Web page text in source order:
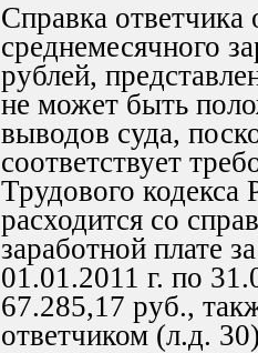
Справка ответчика
среднемесячного
рублей,
не может быть
выводов суда,
соответствует
Трудового
расходится со
заработной плате
01.01.2011 г. по
67.285,17 руб.,
ответчиком (л.д.